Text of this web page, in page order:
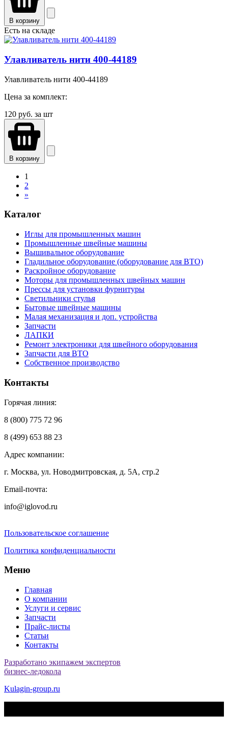
В корзину
Есть на складе
Улавливатель нити 400-44189
Улавливатель нити 400-44189
Цена за комплект:
120 руб. за шт
В корзину
1
2
»
Каталог
Иглы для промышленных машин
Промышленные швейные машины
Вышивальное оборудование
Гладильное оборудование (оборудование для ВТО)
Раскройное оборудование
Моторы для промышленных швейных машин
Прессы для установки фурнитуры
Светильники стулья
Бытовые швейные машины
Малая механизация и доп. устройства
Запчасти
ЛАПКИ
Ремонт электроники для швейного оборудования
Запчасти для ВТО
Собственное производство
Контакты
Горячая линия:
8 (800) 775 72 96
8 (499) 653 88 23
Адрес компании:
г. Москва, ул. Новодмитровская, д. 5А, стр.2
Email-почта:
info@iglovod.ru
Пользовательское соглашение
Политика конфиденциальности
Меню
Главная
О компании
Услуги и сервис
Запчасти
Прайс-листы
Статьи
Контакты
Разработано экипажем экспертов
бизнес-ледокола
Kulagin-group.ru